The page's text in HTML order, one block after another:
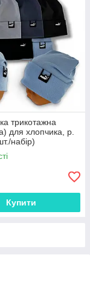
трикотажна
для хлопчика, р.
набір)
Купити